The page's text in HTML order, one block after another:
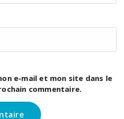
e-mail et mon site dans le
commentaire.